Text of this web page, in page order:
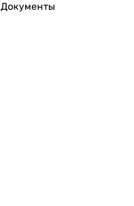
Документы